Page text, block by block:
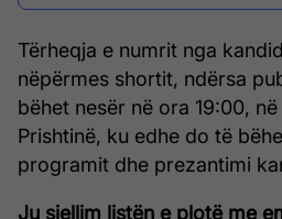
Tërheqja e numrit nga
nëpërmes shortit, ndërsa
bëhet nesër në ora 19:00,
Prishtinë, ku edhe do të
programit dhe prezantimi
Ju sjellim listën e plotë me